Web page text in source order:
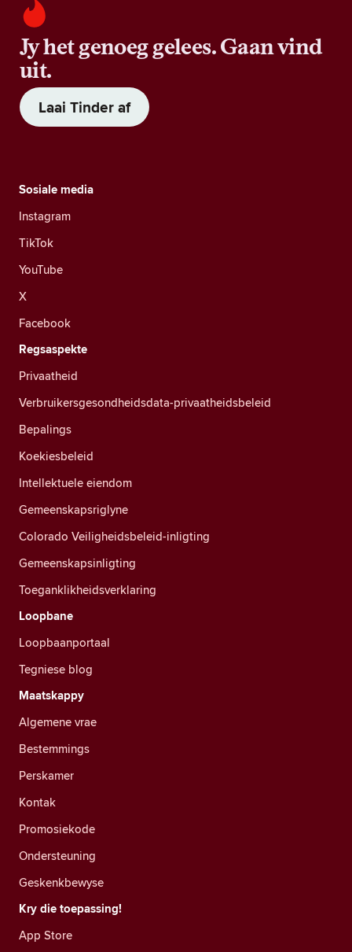
Jy het genoeg gelees. Gaan vind
uit.
Laai Tinder af
Sosiale media
Instagram
TikTok
YouTube
X
Facebook
Regsaspekte
Privaatheid
Verbruikersgesondheidsdata-privaatheidsbeleid
Bepalings
Koekiesbeleid
Intellektuele eiendom
Gemeenskapsriglyne
Colorado Veiligheidsbeleid-inligting
Gemeenskapsinligting
Toeganklikheidsverklaring
Loopbane
Loopbaanportaal
Tegniese blog
Maatskappy
Algemene vrae
Bestemmings
Perskamer
Kontak
Promosiekode
Ondersteuning
Geskenkbewyse
Kry die toepassing!
App Store